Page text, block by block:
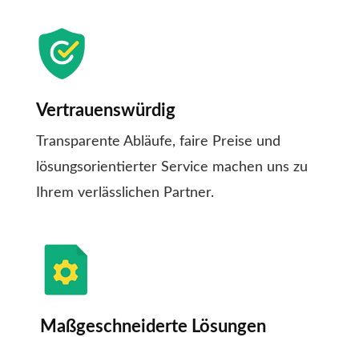
Vertrauenswürdig
Transparente Abläufe, faire Preise und
lösungsorientierter Service machen uns zu
Ihrem verlässlichen Partner.
Maßgeschneiderte Lösungen